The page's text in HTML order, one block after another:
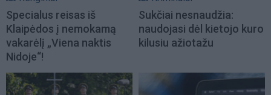
Specialus reisas iš
Klaipėdos į nemokamą
vakarėlį „Viena naktis
Nidoje“!
Sukčiai nesnaudžia:
naudojasi dėl kietojo kuro
kilusiu ažiotažu